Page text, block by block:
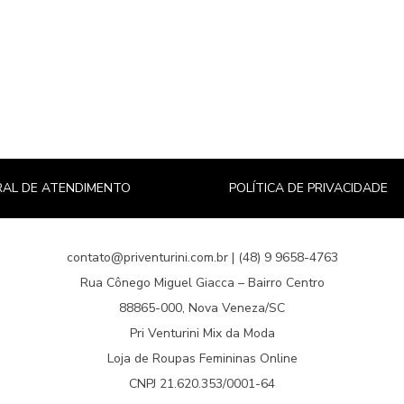
DE ATENDIMENTO POLÍTICA DE PRIVACIDADE
contato@priventurini.com.br | (48) 9 9658-4763
Rua Cônego Miguel Giacca – Bairro Centro
88865-000, Nova Veneza/SC
Pri Venturini Mix da Moda
Loja de Roupas Femininas Online
CNPJ 21.620.353/0001-64